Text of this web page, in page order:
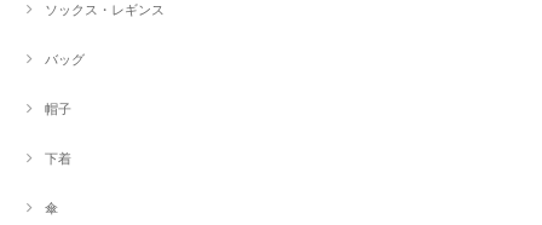
ソックス・レギンス
バッグ
帽子
下着
傘